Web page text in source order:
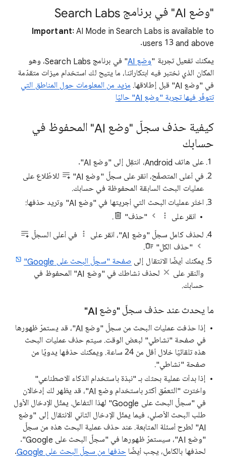
"وضع AI" في برنامج Search Labs
Important:AI Mode in Search Labs is available to
users 13 and above.
يمكنك تفعيل تجربة "وضع AI
" في برنامج Search Labs، وهو
المكان الذي نختبر فيه ابتكاراتنا، ما يتيح لك استخدام ميزات متقدّمة
في "وضع AI" قبل إطلاقها.
مزيد من المعلومات حول المناطق التي
تتوفّر فيها تجربة "وضع AI" حاليًا
كيفية حذف سجلّ "وضع AI" المحفوظ في
حسابك
على هاتف Android، انتقِل إلى "وضع AI".
في أعلى المتصفّح، انقر على سجلّ "وضع AI"
للاطّلاع على
عمليات البحث السابقة المحفوظة في حسابك.
اختَر عمليات البحث التي أجريتها في "وضع AI" وتريد حذفها:
انقر على
"حذف"
.
لحذف كامل سجلّ "وضع AI"، انقر على
في أعلى السجلّ
"حذف الكل"
.
يمكنك أيضًا الانتقال إلى صفحة "سجلّ البحث على Google"
والنقر على
لحذف نشاطك في "وضع AI" المحفوظ في
حسابك.
ما يحدث عند حذف سجلّ "وضع AI"
إذا حذفت عمليات البحث من سجلّ "وضع AI"، قد يستمرّ ظهورها
في صفحة "نشاطي" لبعض الوقت. سيتم حذف عمليات البحث
هذه تلقائيًا خلال أقل من 24 ساعة. ويمكنك حذفها يدويًا من
صفحة "نشاطي".
إذا بدأت عملية بحثك بـ "نبذة باستخدام الذكاء الاصطناعي"
واخترت "التعمّق أكثر باستخدام وضع AI"، قد يظهر لك إدخالان
في "سجلّ البحث على Google" لهذا التفاعل. يمثّل الإدخال الأول
طلب البحث الأصلي، فيما يمثّل الإدخال الثاني الانتقال إلى "وضع
AI" لطرح أسئلة المتابعة. عند حذف عملية البحث هذه من سجلّ
"وضع AI"، سيستمرّ ظهورها في "سجلّ البحث على Google".
لحذفها بالكامل، يجب أيضًاحذفها من سجلّ البحث على Google .